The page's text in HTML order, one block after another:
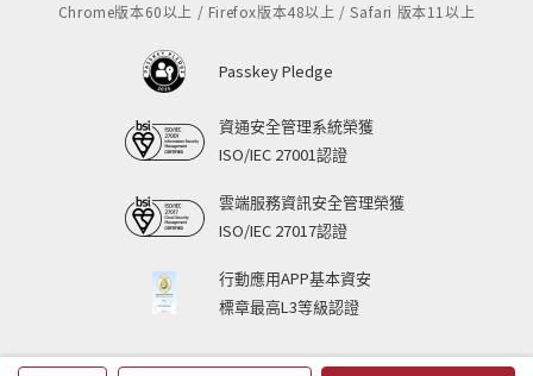
Chrome版本60以上 / Firefox版本48以上 / Safari 版本11以上
Passkey Pledge
資通安全管理系統榮獲
ISO/IEC 27001認證
雲端服務資訊安全管理榮獲
ISO/IEC 27017認證
行動應用APP基本資安
標章最高L3等級認證